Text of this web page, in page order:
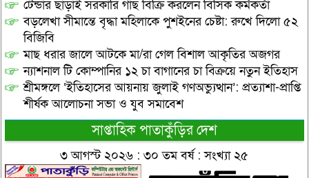
টেন্ডার ছাড়াই সরকারি গাছ বিক্রি করলেন বিসিক কর্মকর্তা
বড়লেখা সীমান্তে বৃদ্ধা মহিলাকে পুশইনের চেষ্টা: রুখে দিলো ৫২
বিজিবি
মাছ ধরার জালে আটকে মা/রা গেল বিশাল আকৃতির অজগর
ন্যাশনাল টি কোম্পানির ১২ চা বাগানের চা বিক্রয়ে নতুন ইতিহাস
শ্রীমঙ্গলে ‘ইতিহাসের আয়নায় জুলাই গণঅভ্যুত্থান’: প্রত্যাশা-প্রাপ্তি
শীর্ষক আলোচনা সভা ও যুব সমাবেশ
সাপ্তাহিক পাতাকুঁড়ির দেশ
৩ আগস্ট ২০২৬ : ৩০ তম বর্ষ : সংখ্যা ২৫